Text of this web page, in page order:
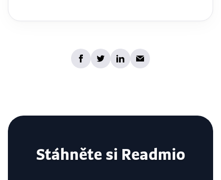
Stáhněte si Readmio